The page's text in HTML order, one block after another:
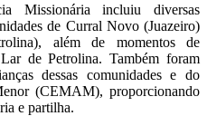
Missionária incluiu diversas
de Curral Novo (Juazeiro)
além de momentos de
de Petrolina. Também foram
dessas comunidades e do
(CEMAM), proporcionando
e partilha.